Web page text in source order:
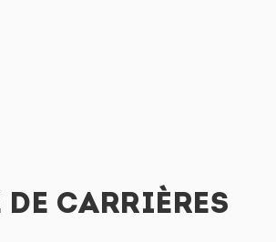
DE CARRIÈRES